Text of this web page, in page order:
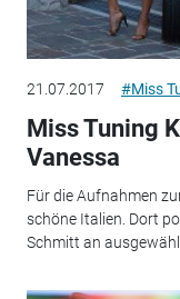
21.07.2017 #Miss
Miss Tuning
Vanessa
Für die Aufnahmen
schöne Italien. Dort
Schmitt an